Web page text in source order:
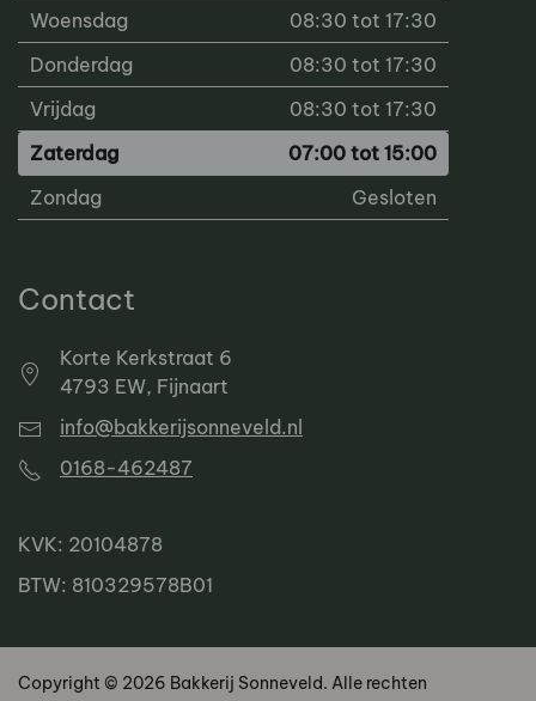
Woensdag
08:30 tot 17:30
Donderdag
08:30 tot 17:30
Vrijdag
08:30 tot 17:30
Zaterdag
07:00 tot 15:00
Zondag
Gesloten
Contact
Korte Kerkstraat 6
4793 EW, Fijnaart
info@bakkerijsonneveld.nl
0168-462487
KVK: 20104878
BTW: 810329578B01
Copyright © 2026 Bakkerij Sonneveld. Alle rechten